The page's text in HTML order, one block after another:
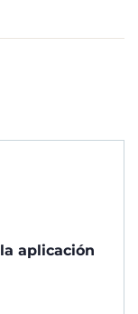
aplicación